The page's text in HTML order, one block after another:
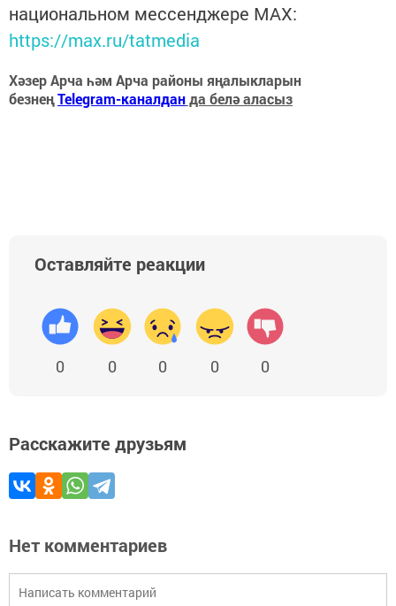
национальном мессенджере MАХ:
https://max.ru/tatmedia
Хәзер Арча һәм Арча районы яңалыкларын
безнеңTelegram-каналданда белә аласыз
Оставляйте реакции
0 0 0 0 0
Расскажите друзьям
Нет комментариев